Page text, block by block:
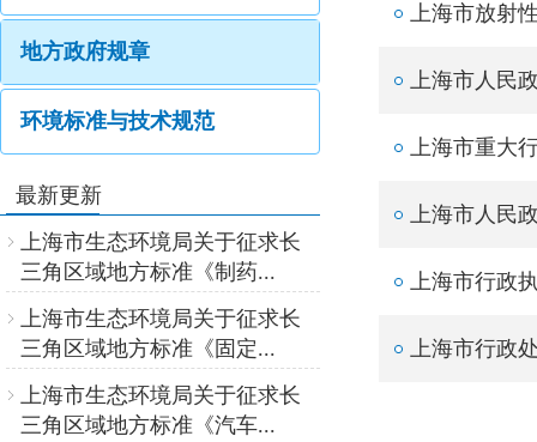
地方政府规章
环境标准与技术规范
最新更新
上海市生态环境局关于征求长
三角区域地方标准《制药...
上海市生态环境局关于征求长
三角区域地方标准《固定...
上海市生态环境局关于征求长
三角区域地方标准《汽车...
上海市放射
上海市人民
上海市重大
上海市人民
上海市行政
上海市行政